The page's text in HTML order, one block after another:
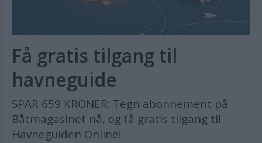
Få gratis tilgang til
havneguide
SPAR 659 KRONER: Tegn abonnement på
Båtmagasinet nå, og få gratis tilgang til
Havneguiden Online!